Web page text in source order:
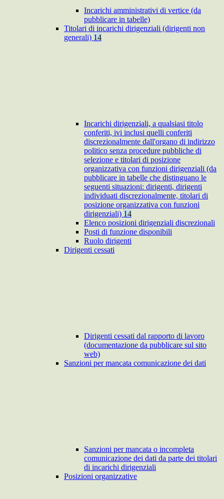
Incarichi amministrativi di vertice (da
pubblicare in tabelle)
Titolari di incarichi dirigenziali (dirigenti non
generali) 14
Incarichi dirigenziali, a qualsiasi titolo
conferiti, ivi inclusi quelli conferiti
discrezionalmente dall'organo di indirizzo
politico senza procedure pubbliche di
selezione e titolari di posizione
organizzativa con funzioni dirigenziali (da
pubblicare in tabelle che distinguano le
seguenti situazioni: dirigenti, dirigenti
individuati discrezionalmente, titolari di
posizione organizzativa con funzioni
dirigenziali) 14
Elenco posizioni dirigenziali discrezionali
Posti di funzione disponibili
Ruolo dirigenti
Dirigenti cessati
Dirigenti cessati dal rapporto di lavoro
(documentazione da pubblicare sul sito
web)
Sanzioni per mancata comunicazione dei dati
Sanzioni per mancata o incompleta
comunicazione dei dati da parte dei titolari
di incarichi dirigenziali
Posizioni organizzative